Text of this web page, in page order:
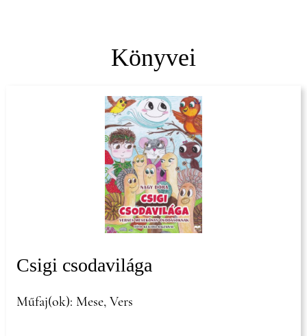
Könyvei
Csigi csodavilága
Műfaj(ok): Mese, Vers